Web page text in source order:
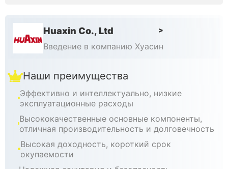
говых центров, аэропортов, железнодорожных ст
анций, супермаркетов, школ, тематических парко
в и туристических достопримечательностей. Hua
xin поддерживает дистрибьюторов с настройкой
астями и руководством по развертыванию бизнес
ь на европейском рынке.
Huaxin Co., Ltd >
Введение в компанию Хуасин
Наши преимущества
Эффективно и интеллектуально, низкие
эксплуатационные расходы
Высококачественные основные компоненты,
отличная производительность и долговечность
Высокая доходность, короткий срок
окупаемости